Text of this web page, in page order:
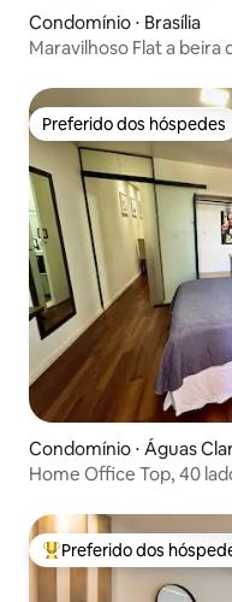
Condomínio ⋅ Brasília
Maravilhoso Flat a beira
Preferido dos hóspedes
Preferido dos hóspedes
Condomínio ⋅ Águas
Home Office Top, 40
Entre os melhores
Preferido dos